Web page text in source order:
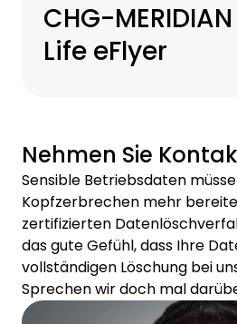
CHG-
Life eFlyer
Nehmen Sie
Sensible Betriebsdaten
Kopfzerbrechen mehr
zertifizierten
das gute Gefühl, dass Ihre
vollständigen Löschung bei
Sprechen wir doch mal